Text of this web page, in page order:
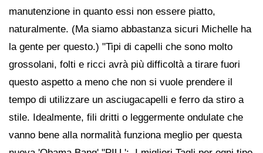
manutenzione in quanto essi non essere piatto,
naturalmente. (Ma siamo abbastanza sicuri Michelle ha
la gente per questo.) "Tipi di capelli che sono molto
grossolani, folti e ricci avrà più difficoltà a tirare fuori
questo aspetto a meno che non si vuole prendere il
tempo di utilizzare un asciugacapelli e ferro da stiro a
stile. Idealmente, fili dritti o leggermente ondulate che
vanno bene alla normalità funziona meglio per questa